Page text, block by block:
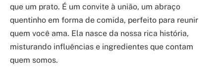
que um prato. É um convite à união, um abraço
quentinho em forma de comida, perfeito para reunir
quem você ama. Ela nasce da nossa rica história,
misturando influências e ingredientes que contam
quem somos.